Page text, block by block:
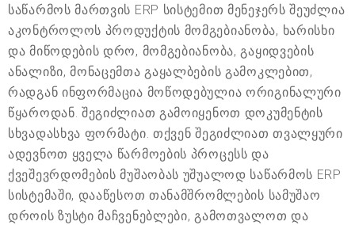
საწარმოს მართვის ERP სისტემით მენეჯერს შეუძლია
აკონტროლოს პროდუქტის მომგებიანობა, ხარისხი
და მიწოდების დრო, მომგებიანობა, გაყიდვების
ანალიზი, მონაცემთა გაყალბების გამოკლებით,
რადგან ინფორმაცია მოწოდებულია ორიგინალური
წყაროდან. შეგიძლიათ გამოიყენოთ დოკუმენტის
სხვადასხვა ფორმატი. თქვენ შეგიძლიათ თვალყური
ადევნოთ ყველა წარმოების პროცესს და
ქვეშევრდომების მუშაობას უშუალოდ საწარმოს ERP
სისტემაში, დააწესოთ თანამშრომლების სამუშაო
დროის ზუსტი მაჩვენებლები, გამოთვალოთ და